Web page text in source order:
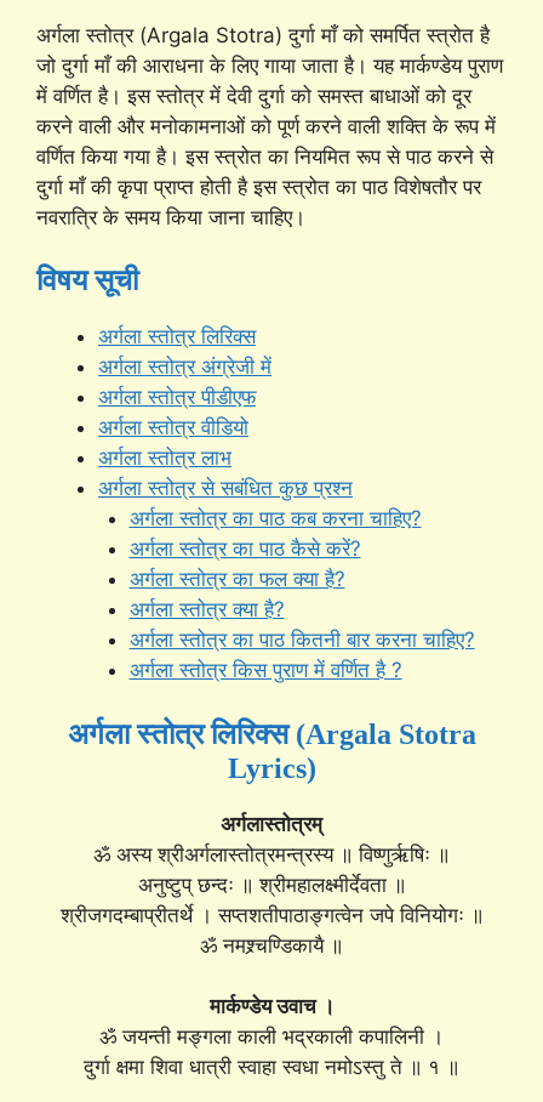
अर्गला स्तोत्र (Argala Stotra) दुर्गा माँ को समर्पित स्त्रोत है
जो दुर्गा माँ की आराधना के लिए गाया जाता है। यह मार्कण्डेय पुराण
में वर्णित है। इस स्तोत्र में देवी दुर्गा को समस्त बाधाओं को दूर
करने वाली और मनोकामनाओं को पूर्ण करने वाली शक्ति के रूप में
वर्णित किया गया है। इस स्त्रोत का नियमित रूप से पाठ करने से
दुर्गा माँ की कृपा प्राप्त होती है इस स्त्रोत का पाठ विशेषतौर पर
नवरात्रि के समय किया जाना चाहिए।
विषय सूची
अर्गला स्तोत्र लिरिक्स
अर्गला स्तोत्र अंग्रेजी में
अर्गला स्तोत्र पीडीएफ
अर्गला स्तोत्र वीडियो
अर्गला स्तोत्र लाभ
अर्गला स्तोत्र से सबंधित कुछ प्रश्न
अर्गला स्तोत्र का पाठ कब करना चाहिए?
अर्गला स्तोत्र का पाठ कैसे करें?
अर्गला स्तोत्र का फल क्या है?
अर्गला स्तोत्र क्या है?
अर्गला स्तोत्र का पाठ कितनी बार करना चाहिए?
अर्गला स्तोत्र किस पुराण में वर्णित है ?
अर्गला स्तोत्र लिरिक्स (Argala Stotra
Lyrics)
अर्गलास्तोत्रम्
ॐ अस्य श्रीअर्गलास्तोत्रमन्त्रस्य ॥ विष्णुर्ऋषिः ॥
अनुष्टुप् छन्दः ॥ श्रीमहालक्ष्मीर्देवता ॥
श्रीजगदम्बाप्रीतर्थे । सप्तशतीपाठाङ्गत्वेन जपे विनियोगः ॥
ॐ नमश्र्चण्डिकायै ॥
मार्कण्डेय उवाच ।
ॐ जयन्ती मङ्गला काली भद्रकाली कपालिनी ।
दुर्गा क्षमा शिवा धात्री स्वाहा स्वधा नमोऽस्तु ते ॥ १ ॥